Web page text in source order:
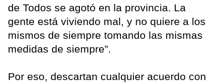
de Todos se agotó en la provincia. La
gente está viviendo mal, y no quiere a los
mismos de siempre tomando las mismas
medidas de siempre”.
Por eso, descartan cualquier acuerdo con